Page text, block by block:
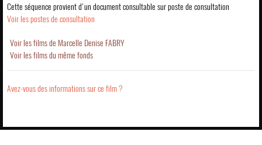
Cette séquence provient d'un document consultable sur poste de consultation
Voir les postes de consultation
Voir les films de Marcelle Denise FABRY
Voir les films du même fonds
Avez-vous des informations sur ce film ?